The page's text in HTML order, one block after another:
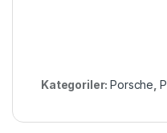
Kategoriler:Porsche